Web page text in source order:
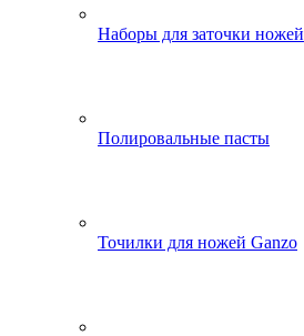
Наборы для заточки ножей
Полировальные пасты
Точилки для ножей Ganzo